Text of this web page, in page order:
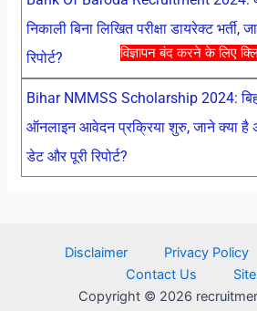
विज्ञापन बंद करने के लिए
निकाली बिना लिखित परीक्षा डायरेक्ट भर्ती,
रिपोर्ट?
Bihar NMMSS Scholarship 2024:
ऑनलाइन आवेदन प्रक्रिया शुरु, जाने क्या है
डेट और पूरी रिपोर्ट?
Disclaimer Privacy Policy
Contact Us
Copyright © 2026